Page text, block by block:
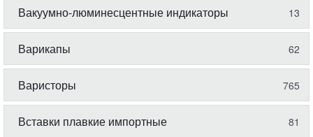
Вакуумно-люминесцентные индикаторы 13
Варикапы 62
Варисторы 765
Вставки плавкие импортные 81